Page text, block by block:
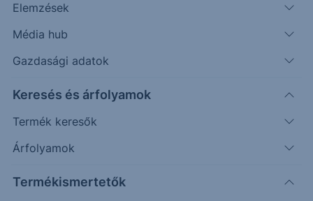
Elemzések
Média hub
Gazdasági adatok
Keresés és árfolyamok
Termék keresők
Árfolyamok
Termékismertetők
Az FED friss kamatdöntésének részleteit
elemeztük Péntek Ádám és Rábai Ákos
elemzőinkkel.